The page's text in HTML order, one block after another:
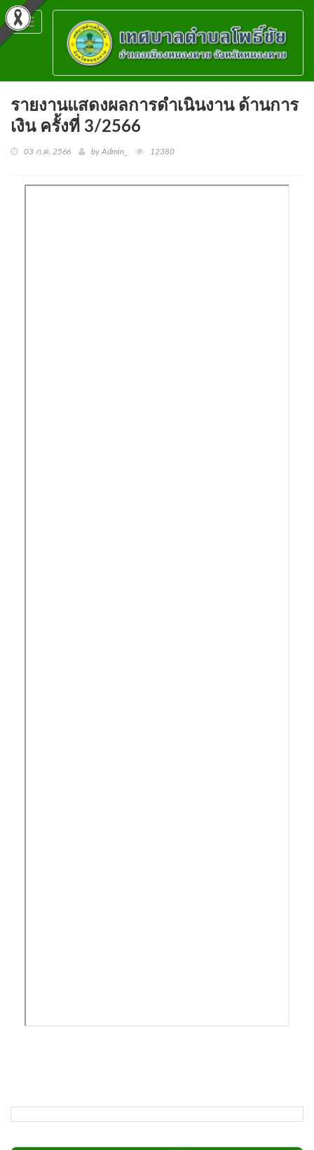
Toggle
navigation
รายงานแสดงผลการดำเนินงาน ด้านการ
เงิน ครั้งที่ 3/2566
03 ก.ค. 2566 by Admin_ 12380